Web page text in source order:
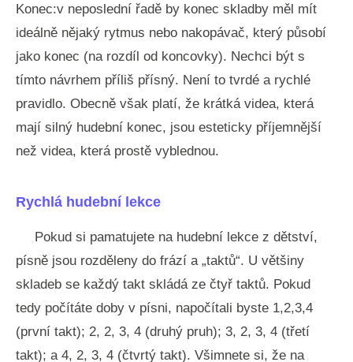
Konec:v neposlední řadě by konec skladby měl mít
ideálně nějaký rytmus nebo nakopávač, který působí
jako konec (na rozdíl od koncovky). Nechci být s
tímto návrhem příliš přísný. Není to tvrdé a rychlé
pravidlo. Obecně však platí, že krátká videa, která
mají silný hudební konec, jsou esteticky příjemnější
než videa, která prostě vyblednou.
Rychlá hudební lekce
Pokud si pamatujete na hudební lekce z dětství,
písně jsou rozděleny do frází a „taktů“. U většiny
skladeb se každý takt skládá ze čtyř taktů. Pokud
tedy počítáte doby v písni, napočítali byste 1,2,3,4
(první takt); 2, 2, 3, 4 (druhý pruh); 3, 2, 3, 4 (třetí
takt); a 4, 2, 3, 4 (čtvrtý takt). Všimnete si, že na